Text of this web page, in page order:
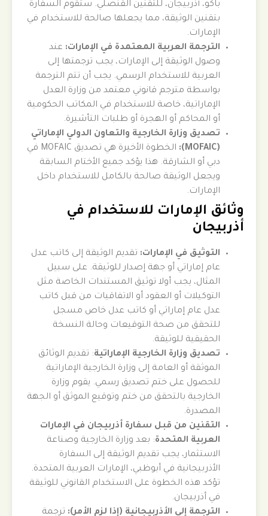
باكو، أذربيجان، للتقنين القنصلي. ستقوم السفارة
بتقنين الوثيقة، مما يجعلها صالحة للاستخدام في
الإمارات.
الترجمة العربية المعتمدة في الإمارات: عند
وصول الوثيقة إلى الإمارات، يجب ترجمتها إلى
العربية للاستخدام الرسمي. يجب أن تتم الترجمة
بواسطة مترجم قانوني معتمد من وزارة العدل
الإماراتية، خاصة للاستخدام في المكاتب الحكومية
أو المحاكم أو الهجرة أو طلبات التأشيرة.
تصديق وزارة الخارجية والتعاون الدولي الإماراتي
(MOFAIC):
الخطوة الأخيرة هي تصديق MOFAIC في
دبي أو الشارقة. هذا يؤكد جميع الأختام السابقة
ويجعل الوثيقة صالحة بالكامل للاستخدام داخل
الإمارات.
وثائق الإمارات للاستخدام في
أذربيجان
التوثيق في الإمارات: تقديم الوثيقة إلى كاتب عدل
عام إماراتي أو جهة إصدار للوثيقة. على سبيل
المثال، يجب أولا توثيق المستندات الخاصة مثل
التوكيلات أو العقود أو الاتفاقيات من قبل كاتب
عدل عام إماراتي أو كاتب عدل خاص مسجل
للتحقق من صحة التوقيعات وحالة النسخة
الحقيقية للوثيقة.
تصديق وزارة الخارجية الإماراتية: تقديم الوثائق
الموثقة أو العامة إلى وزارة الخارجية الإماراتية
للحصول على ختم تصديق رسمي. يقوم وزارة
الخارجية بالتحقق من ختم وتوقيع الموثق أو الجهة
المصدرة.
التقنين من قبل سفارة أذربيجان في الإمارات
العربية المتحدة: بعد وزارة الخارجية وصناعة
الاستثمار، يجب تقديم الوثيقة إلى السفارة
الأذربيجانية في أبوظبي، الإمارات العربية المتحدة.
تؤكد هذه الخطوة على الاستخدام القانوني للوثيقة
في أذربيجان.
الترجمة إلى الأذربيجانية (إذا لزم الأمر): ترجمة